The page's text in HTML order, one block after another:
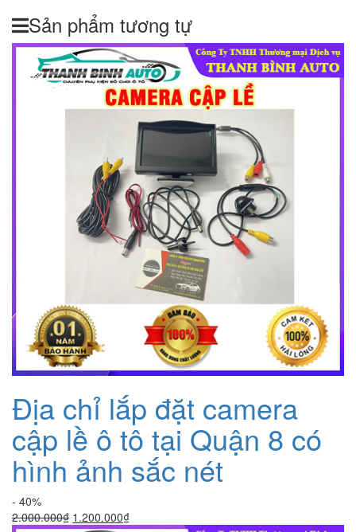
Sản phẩm tương tự
Địa chỉ lắp đặt camera
cập lề ô tô tại Quận 8 có
hình ảnh sắc nét
- 40%
2.000.000₫ Giá
1.200.000₫Giá